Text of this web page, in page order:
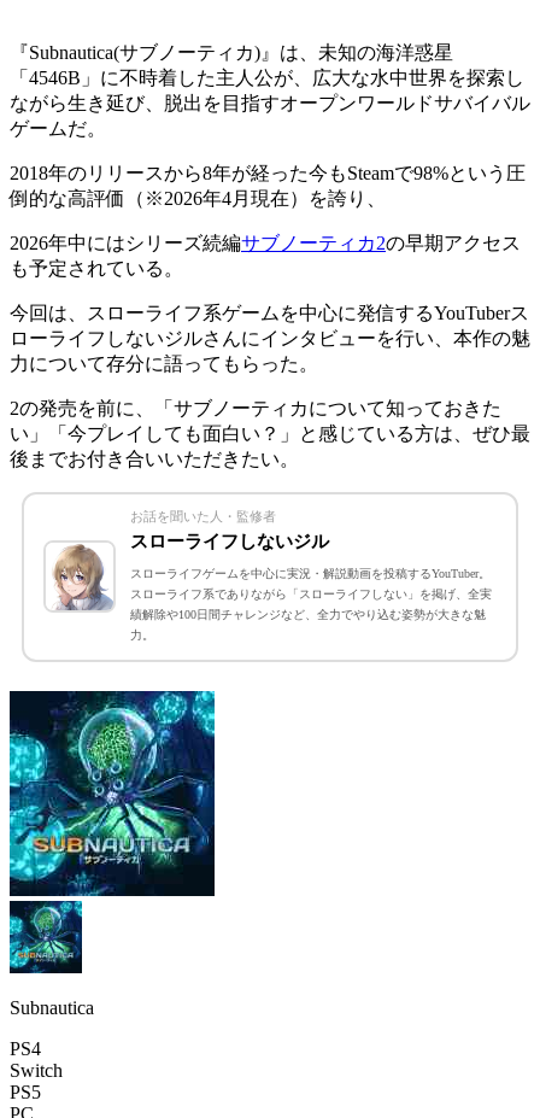
『Subnautica(サブノーティカ)』 は、未知の海洋惑星
「4546B」に不時着した主人公が、広大な水中世界を探索し
ながら生き延び、脱出を目指すオープンワールドサバイバル
ゲームだ。
2018年のリリースから8年が経った今もSteamで98%という圧
倒的な高評価
（※2026年4月現在）を誇り、
2026年中にはシリーズ続編サブノーティカ2の早期アクセス
も予定されている。
今回は、スローライフ系ゲームを中心に発信するYouTuberス
ローライフしないジルさんにインタビューを行い、 本作の魅
力について存分に語ってもらった。
2の発売を前に、
「サブノーティカについて知っておきた
い」「今プレイしても面白い？」
と感じている方は、ぜひ最
後までお付き合いいただきたい。
お話を聞いた人・監修者
スローライフしないジル
スローライフゲームを中心に実況・解説動画を投稿するYouTuber。
スローライフ系でありながら「スローライフしない」を掲げ、全実
績解除や100日間チャレンジなど、全力でやり込む姿勢が大きな魅
力。
Subnautica
PS4
Switch
PS5
PC